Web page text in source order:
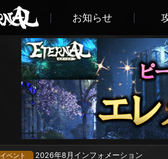
お知らせ
イベント 2026年8月インフォメーション